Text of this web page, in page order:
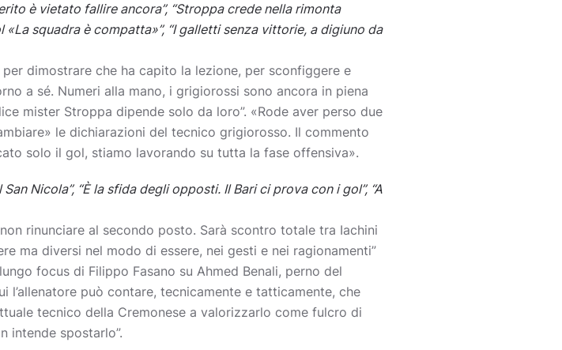
è vietato fallire ancora”, “Stroppa crede nella rimonta
squadra è compatta»”, “I galletti senza vittorie, a digiuno da
dimostrare che ha capito la lezione, per sconfiggere e
a sé. Numeri alla mano, i grigiorossi sono ancora in piena
mister Stroppa dipende solo da loro”. «Rode aver perso due
le dichiarazioni del tecnico grigiorosso. Il commento
solo il gol, stiamo lavorando su tutta la fase offensiva».
Nicola”, “È la sfida degli opposti. Il Bari ci prova con i gol”, “A
rinunciare al secondo posto. Sarà scontro totale tra Iachini
ma diversi nel modo di essere, nei gesti e nei ragionamenti”
focus di Filippo Fasano su Ahmed Benali, perno del
l’allenatore può contare, tecnicamente e tatticamente, che
tecnico della Cremonese a valorizzarlo come fulcro di
intende spostarlo”.